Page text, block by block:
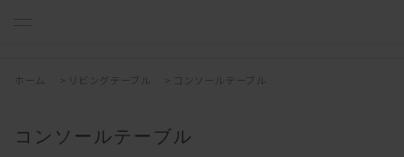
ホーム リビングテーブル コンソールテーブル
コンソールテーブル